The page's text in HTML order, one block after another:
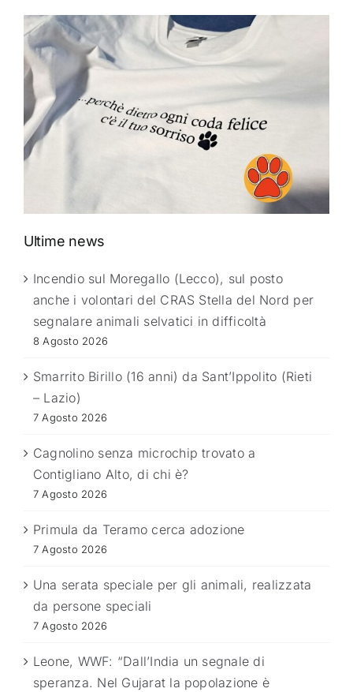
Ultime news
Incendio sul Moregallo (Lecco), sul posto
anche i volontari del CRAS Stella del Nord per
segnalare animali selvatici in difficoltà
8 Agosto 2026
Smarrito Birillo (16 anni) da Sant’Ippolito (Rieti
– Lazio)
7 Agosto 2026
Cagnolino senza microchip trovato a
Contigliano Alto, di chi è?
7 Agosto 2026
Primula da Teramo cerca adozione
7 Agosto 2026
Una serata speciale per gli animali, realizzata
da persone speciali
7 Agosto 2026
Leone, WWF: “Dall’India un segnale di
speranza. Nel Gujarat la popolazione è